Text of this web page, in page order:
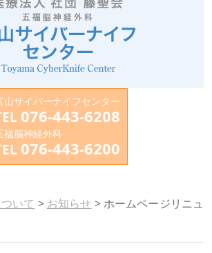
山サイバーナイフセンター
076-443-6208
福脳神経外科
076-443-6200
いて > お知らせ > ホームページリニュ